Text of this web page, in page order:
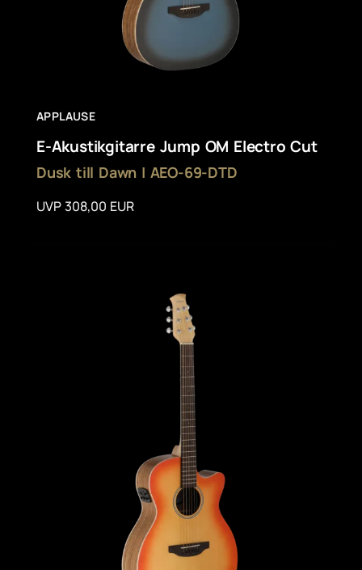
APPLAUSE
E-Akustikgitarre Jump OM Electro Cut
Dusk till Dawn | AEO-69-DTD
UVP 308,00 EUR